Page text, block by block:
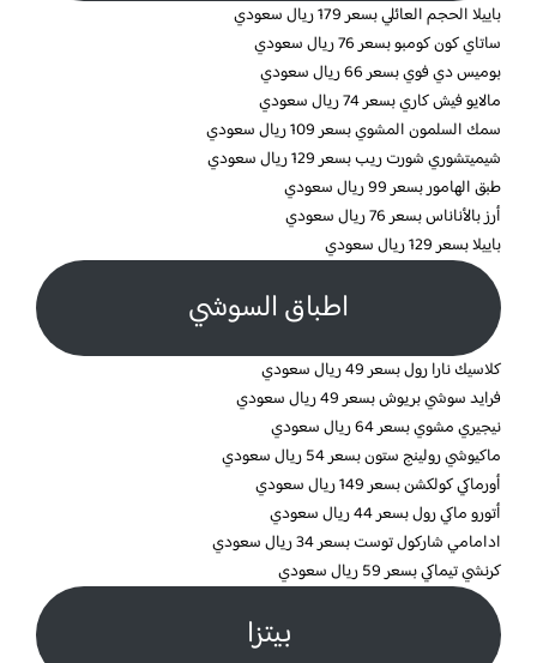
باييلا الحجم العائلي بسعر 179 ريال سعودي
ساتاي كون كومبو بسعر 76 ريال سعودي
بوميس دي فوي بسعر 66 ريال سعودي
مالايو فيش كاري بسعر 74 ريال سعودي
سمك السلمون المشوي بسعر 109 ريال سعودي
شيميتشوري شورت ريب بسعر 129 ريال سعودي
طبق الهامور بسعر 99 ريال سعودي
أرز بالأناناس بسعر 76 ريال سعودي
باييلا بسعر 129 ريال سعودي
اطباق السوشي
كلاسيك نارا رول بسعر 49 ريال سعودي
فرايد سوشي بريوش بسعر 49 ريال سعودي
نيجيري مشوي بسعر 64 ريال سعودي
ماكيوشي رولينج ستون بسعر 54 ريال سعودي
أورماكي كولكشن بسعر 149 ريال سعودي
أتورو ماكي رول بسعر 44 ريال سعودي
ادامامي شاركول توست بسعر 34 ريال سعودي
كرنشي تيماكي بسعر 59 ريال سعودي
بيتزا